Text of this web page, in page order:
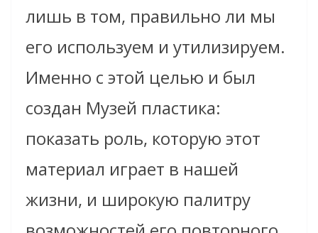
лишь в том, правильно ли мы
его используем и утилизируем.
Именно с этой целью и был
создан Музей пластика:
показать роль, которую этот
материал играет в нашей
жизни, и широкую палитру